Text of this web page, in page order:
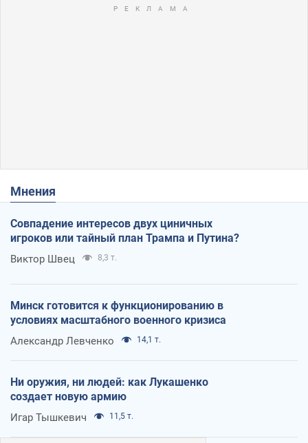
Мнения
Совпадение интересов двух циничных
игроков или тайный план Трампа и Путина?
Виктор Швец 8,3 т.
Минск готовится к функционированию в
условиях масштабного военного кризиса
Александр Левченко 14,1 т.
Ни оружия, ни людей: как Лукашенко
создает новую армию
Игар Тышкевич 11,5 т.